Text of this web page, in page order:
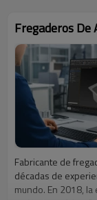
Fregaderos De
Fabricante de
décadas de
mundo. En 2018,